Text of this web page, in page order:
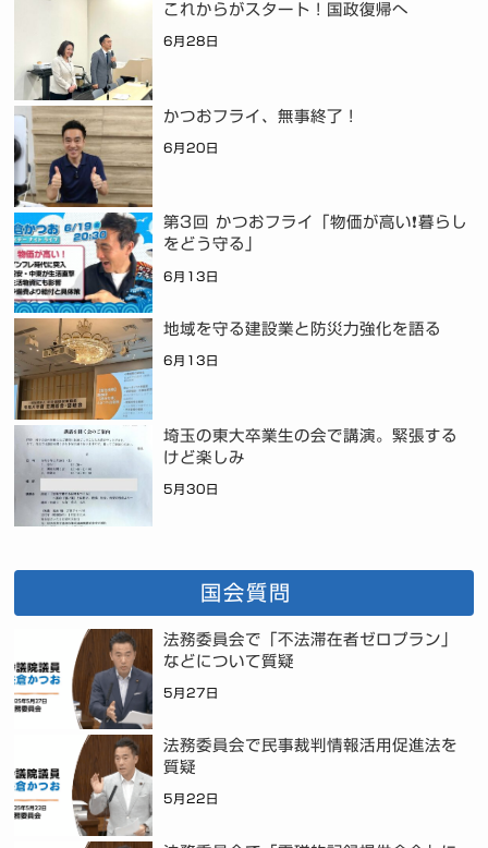
これからがスタート！国政復帰へ
6月28日
かつおフライ、無事終了！
6月20日
第3回 かつおフライ「物価が高い❗暮らし
をどう守る」
6月13日
地域を守る建設業と防災力強化を語る
6月13日
埼玉の東大卒業生の会で講演。緊張する
けど楽しみ
5月30日
国会質問
法務委員会で「不法滞在者ゼロプラン」
などについて質疑
5月27日
法務委員会で民事裁判情報活用促進法を
質疑
5月22日